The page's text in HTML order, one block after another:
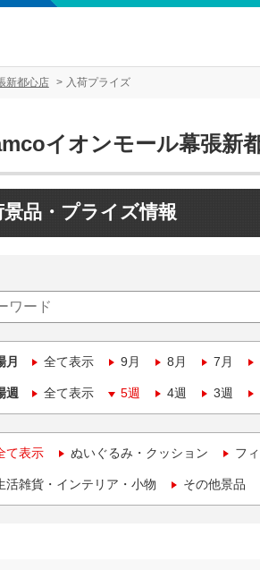
新都心店 入荷プライズ
イオンモール幕張新
景品・プライズ情報
月 全て表示 9月 8月 7月
週 全て表示 5週 4週 3週
て表示 ぬいぐるみ・クッション フ
活雑貨・インテリア・小物 その他景品